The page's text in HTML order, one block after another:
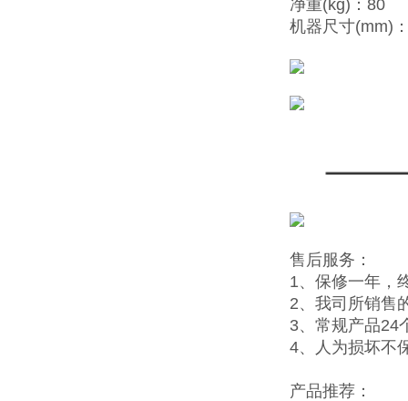
净重(kg)：80
机器尺寸(mm)
售后服务：
1、保修一年，
2、我司所销售
3、常规产品24
4、人为损坏不
产品推荐：